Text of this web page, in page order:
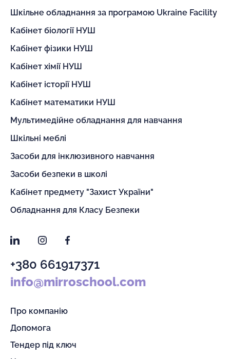
Шкільне обладнання за програмою Ukraine Facility
Кабінет біології НУШ
Кабінет фізики НУШ
Кабінет хімії НУШ
Кабінет історії НУШ
Кабінет математики НУШ
Мультимедійне обладнання для навчання
Шкільні меблі
Засоби для інклюзивного навчання
Засоби безпеки в школі
Кабінет предмету "Захист України"
Обладнання для Класу Безпеки
LinkedInInstagramFacebook
+380 661917371
info@mirroschool.com
Про компанію
Допомога
Тендер під ключ